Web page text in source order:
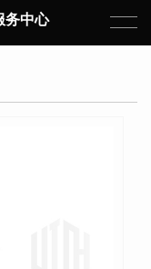
务中心